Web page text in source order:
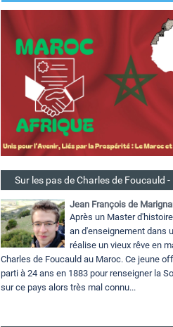
Sur les pas de Charles de Foucauld
Jean François de
Après un Master
an d'enseignement dans
réalise un vieux rêve en
Charles de Foucauld au Maroc. Ce jeune
parti à 24 ans en 1883 pour renseigner la
sur ce pays alors très mal connu...